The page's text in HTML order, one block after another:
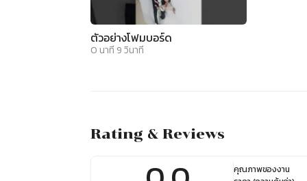
ตัวอย่างโฟมบอร์ด
0 นาที 9วินาที
Rating & Reviews
คุณภาพของงาน